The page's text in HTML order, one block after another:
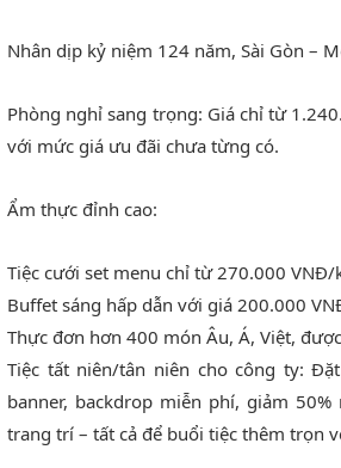
Nhân dịp kỷ niệm 124 năm, Sài Gòn –
Phòng nghỉ sang trọng: Giá chỉ từ
với mức giá ưu đãi chưa từng có.
Ẩm thực đỉnh cao:
Tiệc cưới set menu chỉ từ 270.000 VNĐ/
Buffet sáng hấp dẫn với giá 200.000
Thực đơn hơn 400 món Âu, Á, Việt,
Tiệc tất niên/tân niên cho công ty:
banner, backdrop miễn phí, giảm
trang trí – tất cả để buổi tiệc thêm trọn